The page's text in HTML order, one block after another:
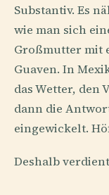
Substantiv. Es
wie man sich
Großmutter mit
Guaven. In
das Wetter, den
dann die
eingewickelt.
Deshalb